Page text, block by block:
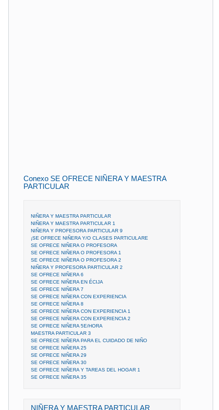
Conexo SE OFRECE NIÑERA Y MAESTRA
PARTICULAR
NIÑERA Y MAESTRA PARTICULAR
NIÑERA Y MAESTRA PARTICULAR 1
NIÑERA Y PROFESORA PARTICULAR 9
¡SE OFRECE NIÑERA Y/O CLASES PARTICULARE
SE OFRECE NIÑERA O PROFESORA
SE OFRECE NIÑERA O PROFESORA 1
SE OFRECE NIÑERA O PROFESORA 2
NIÑERA Y PROFESORA PARTICULAR 2
SE OFRECE NIÑERA 6
SE OFRECE NIÑERA EN ÉCIJA
SE OFRECE NIÑERA 7
SE OFRECE NIÑERA CON EXPERIENCIA
SE OFRECE NIÑERA 8
SE OFRECE NIÑERA CON EXPERIENCIA 1
SE OFRECE NIÑERA CON EXPERIENCIA 2
SE OFRECE NIÑERA 5E/HORA
MAESTRA PARTICULAR 3
SE OFRECE NIÑERA PARA EL CUIDADO DE NIÑO
SE OFRECE NIÑERA 25
SE OFRECE NIÑERA 29
SE OFRECE NIÑERA 30
SE OFRECE NIÑERA Y TAREAS DEL HOGAR 1
SE OFRECE NIÑERA 35
NIÑERA Y MAESTRA PARTICULAR